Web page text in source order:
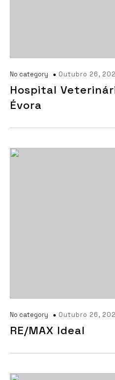
No category Outubro 26,
Hospital
Évora
No category Outubro 26,
RE/MAX Ideal